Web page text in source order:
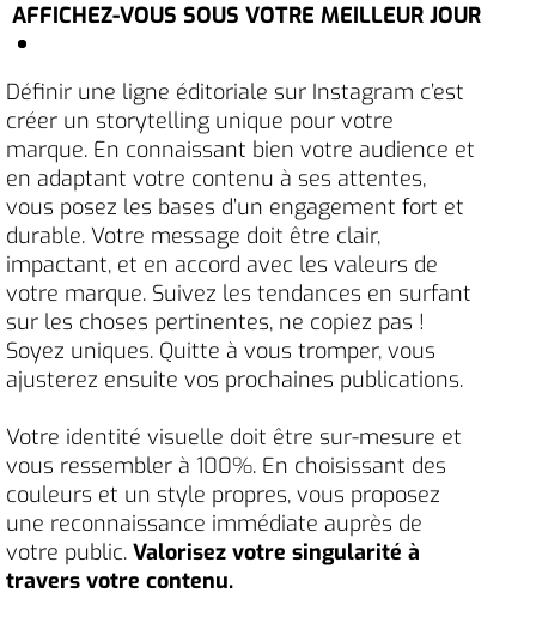
AFFICHEZ-VOUS SOUS VOTRE MEILLEUR JOUR
Définir une ligne éditoriale sur Instagram c’est
créer un storytelling unique pour votre
marque. En connaissant bien votre audience et
en adaptant votre contenu à ses attentes,
vous posez les bases d’un engagement fort et
durable. Votre message doit être clair,
impactant, et en accord avec les valeurs de
votre marque. Suivez les tendances en surfant
sur les choses pertinentes, ne copiez pas !
Soyez uniques. Quitte à vous tromper, vous
ajusterez ensuite vos prochaines publications.
Votre identité visuelle doit être sur-mesure et
vous ressembler à 100%. En choisissant des
couleurs et un style propres, vous proposez
une reconnaissance immédiate auprès de
votre public. Valorisez votre singularité à
travers votre contenu.